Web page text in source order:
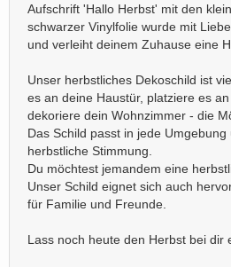
Aufschrift 'Hallo Herbst' mit den
schwarzer Vinylfolie wurde mit
und verleiht deinem Zuhause eine
Unser herbstliches Dekoschild ist
es an deine Haustür, platziere es
dekoriere dein Wohnzimmer - die
Das Schild passt in jede
herbstliche Stimmung.
Du möchtest jemandem eine
Unser Schild eignet sich auch
für Familie und Freunde.
Lass noch heute den Herbst bei dir